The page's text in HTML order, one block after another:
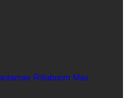
Rillaboom Max